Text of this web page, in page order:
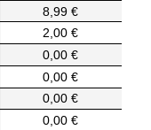
8,99 €
2,00 €
0,00 €
0,00 €
0,00 €
0,00 €